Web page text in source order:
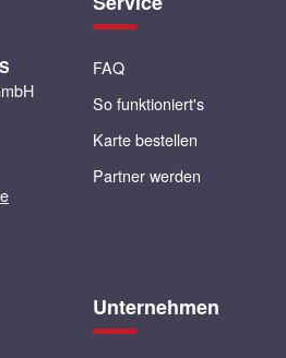
FAQ
So funktioniert's
Karte bestellen
Partner werden
Unternehmen